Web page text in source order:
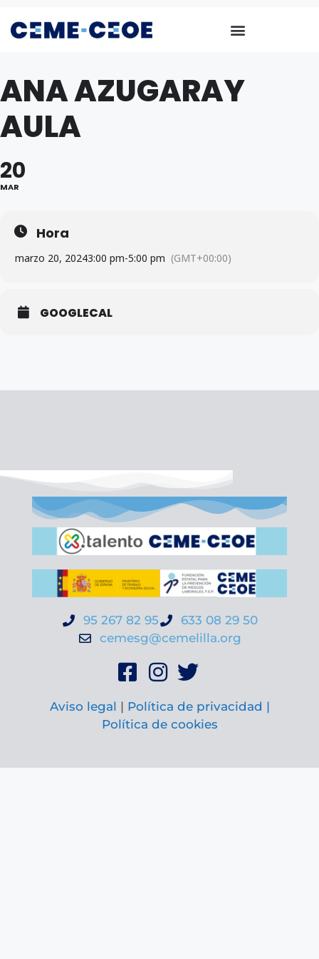
ANA AZUGARAY
AULA
20
MAR
Hora
marzo 20, 20243:00 pm-5:00 pm (GMT+00:00)
GOOGLECAL
95 267 82 95
633 08 29 50
cemesg@cemelilla.org
Aviso legal | Política de privacidad |
Política de cookies